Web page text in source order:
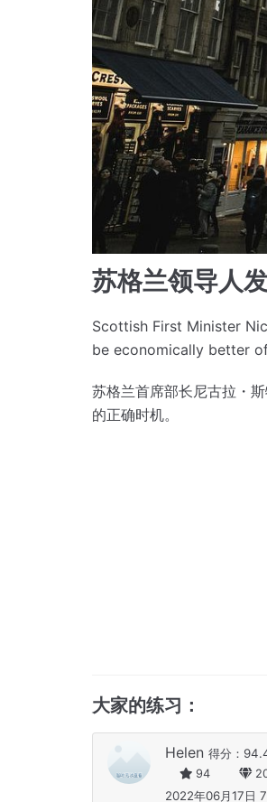
苏格兰领导人
Scottish First Minister
be economically better
苏格兰首席部长尼古拉・
的正确时机。
大家的练习：
Helen 得分：
94
2022年06月17日